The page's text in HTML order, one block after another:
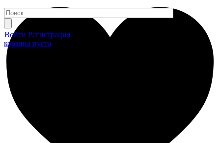
Войти Регистрация
корзина пуста